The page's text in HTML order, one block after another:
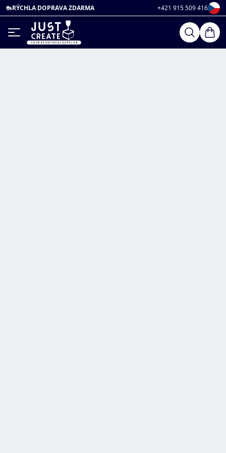
RÝCHLA DOPRAVA ZDARMA +421 915 509 416